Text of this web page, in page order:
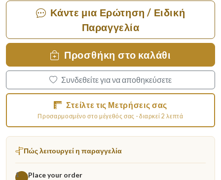
Κάντε μια Ερώτηση / Ειδική
Παραγγελία
Προσθήκη στο καλάθι
Συνδεθείτε για να αποθηκεύσετε
Στείλτε τις Μετρήσεις σας
Προσαρμοσμένο στο μέγεθός σας · διαρκεί 2 λεπτά
Πώς λειτουργεί η παραγγελία
1 Place your order